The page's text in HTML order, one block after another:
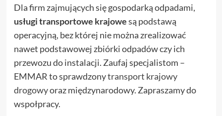
Dla firm zajmujących się gospodarką odpadami,
usługi transportowe krajowesą podstawą
operacyjną, bez której nie można zrealizować
nawet podstawowej zbiórki odpadów czy ich
przewozu do instalacji. Zaufaj specjalistom –
EMMAR to sprawdzonytransport krajowy
drogowyoraz międzynarodowy. Zapraszamy do
wspołpracy.